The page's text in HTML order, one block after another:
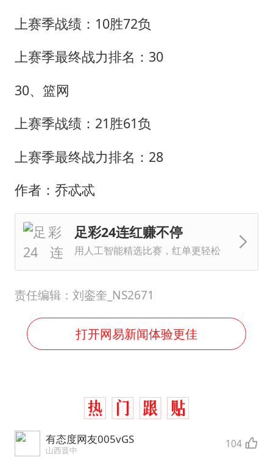
上赛季战绩：10胜72负
上赛季最终战力排名：30
30、篮网
上赛季战绩：21胜61负
上赛季最终战力排名：28
作者：乔忒忒
足彩24连红赚不停
用人工智能精选比赛，红单更轻松
责任编辑：刘銮奎_NS2671
打开网易新闻体验更佳
有态度网友005vGS
山西晋中 104